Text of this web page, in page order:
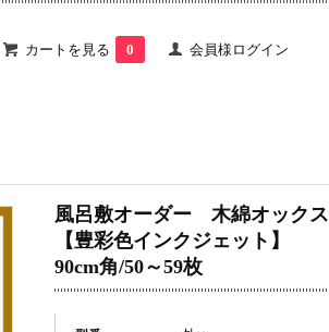
カートを見る 0 会員様ログイン
風呂敷オーダー 木綿オックス
【豊彩色インクジェット】
90cm角/50～59枚